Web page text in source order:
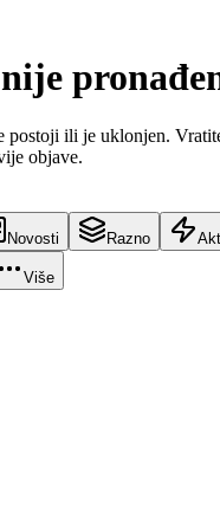
postoji ili je uklonjen.
objave.
Novosti Razno
Više